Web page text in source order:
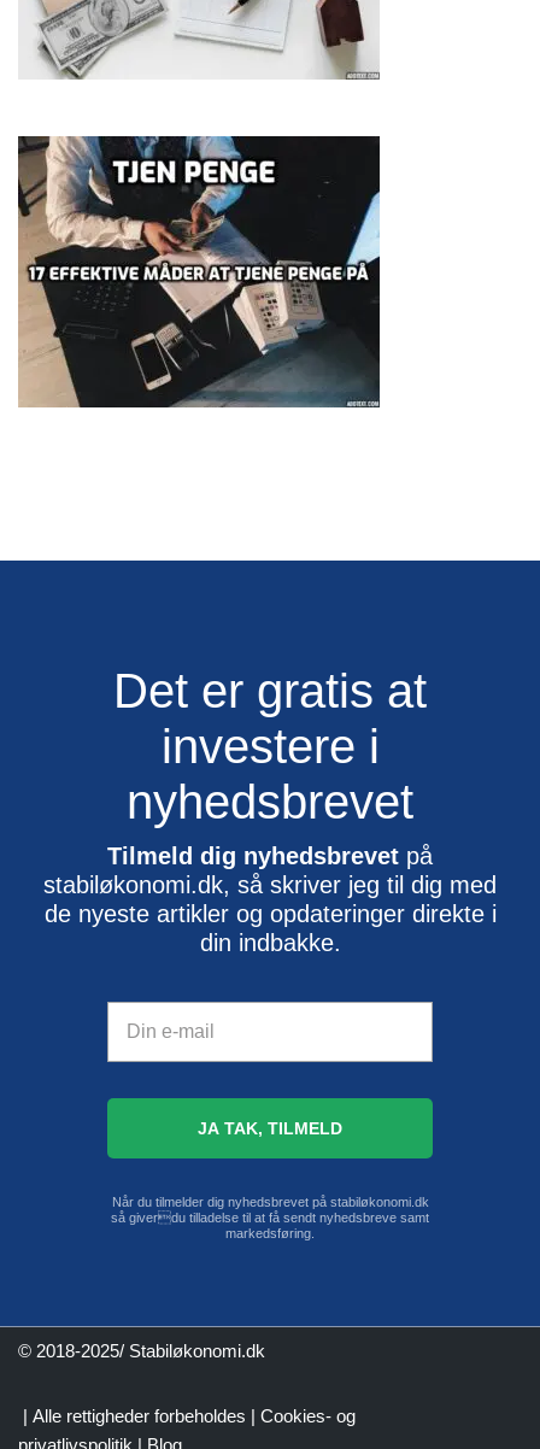
Det er gratis at
investere i
nyhedsbrevet
Tilmeld dig nyhedsbrevet på
stabiløkonomi.dk, så skriver jeg til dig med
de nyeste artikler og opdateringer direkte i
din indbakke.
Når du tilmelder dig nyhedsbrevet på stabiløkonomi.dk
så giverdu tilladelse til at få sendt nyhedsbreve samt
markedsføring.
© 2018-2025/ Stabiløkonomi.dk
| Alle rettigheder forbeholdes | Cookies- og
privatlivspolitik | Blog